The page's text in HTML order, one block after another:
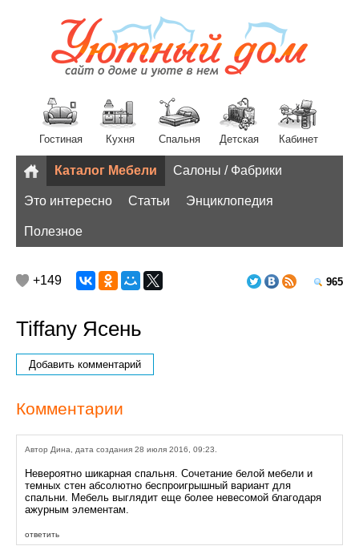
Гостиная Кухня Спальня Детская Кабинет
Разное
Каталог Мебели Салоны / Фабрики
Это интересно Статьи Энциклопедия
Полезное
965
+149
Tiffany Ясень
Добавить комментарий
Комментарии
Автор Дина, дата создания 28 июля 2016, 09:23.
Невероятно шикарная спальня. Сочетание белой мебели и
темных стен абсолютно беспроигрышный вариант для
спальни. Мебель выглядит еще более невесомой благодаря
ажурным элементам.
ответить